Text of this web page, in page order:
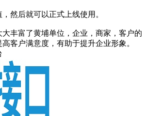
然后就可以正式上线使用。
丰富了黄埔单位，企业，商家，客户的
客户满意度，有助于提升企业形象。